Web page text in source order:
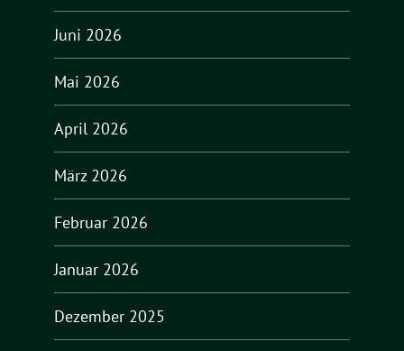
Juni 2026
Mai 2026
April 2026
März 2026
Februar 2026
Januar 2026
Dezember 2025